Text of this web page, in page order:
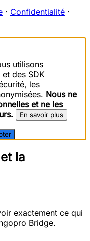
· Confidentialité ·
utilisons
des SDK
les
Nous ne
et ne les
En savoir plus
la
exactement ce qui
Bridge.